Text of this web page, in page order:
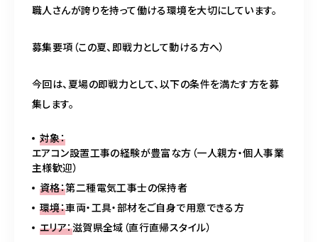
職人さんが誇りを持って働ける環境を大切にしています。
募集要項（この夏、即戦力として動ける方へ）
今回は、夏場の即戦力として、以下の条件を満たす方を募
集します。
対象：
エアコン設置工事の経験が豊富な方（一人親方・個人事業
主様歓迎）
資格：第二種電気工事士の保持者
環境：車両・工具・部材をご自身で用意できる方
エリア：滋賀県全域（直行直帰スタイル）